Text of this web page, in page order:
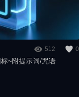
512 0
~附提示词/咒语